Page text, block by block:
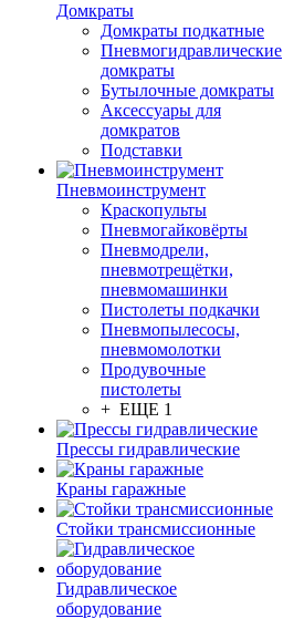
Домкраты
Домкраты подкатные
Пневмогидравлические
домкраты
Бутылочные домкраты
Аксессуары для
домкратов
Подставки
Пневмоинструмент
Краскопульты
Пневмогайковёрты
Пневмодрели,
пневмотрещётки,
пневмомашинки
Пистолеты подкачки
Пневмопылесосы,
пневмомолотки
Продувочные
пистолеты
+ ЕЩЕ 1
Прессы гидравлические
Краны гаражные
Стойки трансмиссионные
Гидравлическое
оборудование